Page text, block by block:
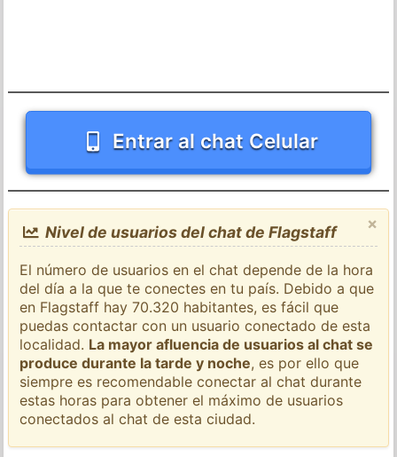
Entrar al chat Celular
×
Nivel de usuarios del chat de Flagstaff
El número de usuarios en el chat depende de la hora
del día a la que te conectes en tu país. Debido a que
en Flagstaff hay 70.320 habitantes, es fácil que
puedas contactar con un usuario conectado de esta
localidad. La mayor afluencia de usuarios al chat se
produce durante la tarde y noche, es por ello que
siempre es recomendable conectar al chat durante
estas horas para obtener el máximo de usuarios
conectados al chat de esta ciudad.